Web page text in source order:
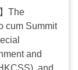
及社福機
使「樂齡科
站」、
」、「北
技如何融
顧者的健
老合作發
The
cum Summit
and
and